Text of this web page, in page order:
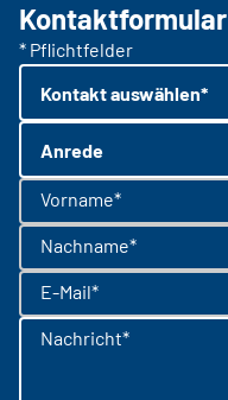
Kontaktformular
* Pflichtfelder
Kontakt auswählen*
Anrede
Vorname*
Nachname*
E-Mail*
Nachricht*